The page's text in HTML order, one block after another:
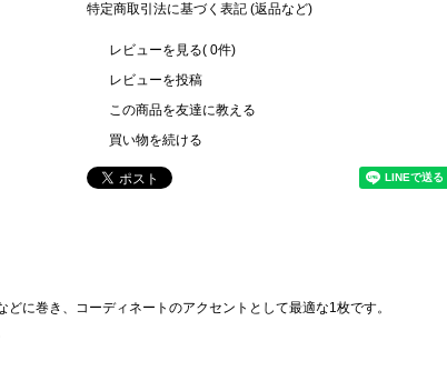
特定商取引法に基づく表記 (返品など)
レビューを見る( 0件)
レビューを投稿
この商品を友達に教える
買い物を続ける
に巻き、コーディネートのアクセントとして最適な1枚です。